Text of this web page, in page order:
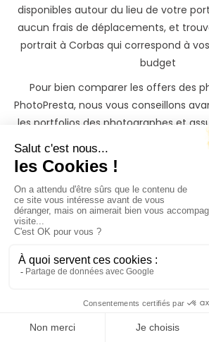
disponibles autour du lieu de votre
aucun frais de déplacements, et
portrait à Corbas qui correspond à
budget
Pour bien comparer les offers des
PhotoPresta, nous vous conseillons
les portfolios des photographes et
style est en adéquation avec vos
commentaires et les avis des clients
vous donnera une idée de la
photographe et de la façon dont il
Une fois votre choix fait, il ne vous
discuter avec le photographe portrait
avez sélectionné, et à réserver en
toute sécurité votre photographe
Trouver un photographe portrait à